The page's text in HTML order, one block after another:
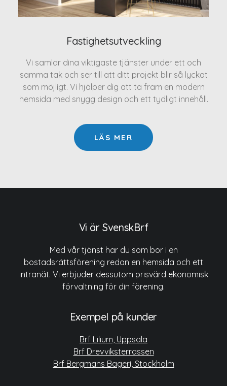
Fastighetsutveckling
Vi samlar dina viktigaste tjänster under ett och
samma tak och ser till att ditt projekt blir så lyckat
som möjligt. Vi hjälper dig att ta fram en modern
hemsida med snygg design och ett tydligt innehåll.
LÄS MER
Vi är SvenskBrf
Med vår tjänst har du som bor i en
bostadsrättsförening redan en hemsida och ett
intranät. Vi erbjuder dessutom prisvärd ekonomisk
förvaltning för din förening.
Exempel på kunder
Brf Lilium, Uppsala
Brf Drevviksterrassen
Brf Bergmans Bageri, Stockholm